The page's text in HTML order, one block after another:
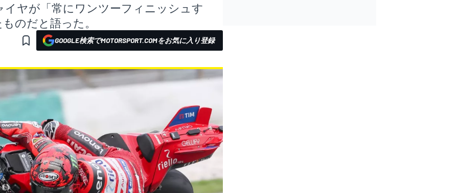
ヤが「常にワンツーフィニッシュす
のだと語った。
GOOGLE検索でMOTORSPORT.COMをお気に入り登録